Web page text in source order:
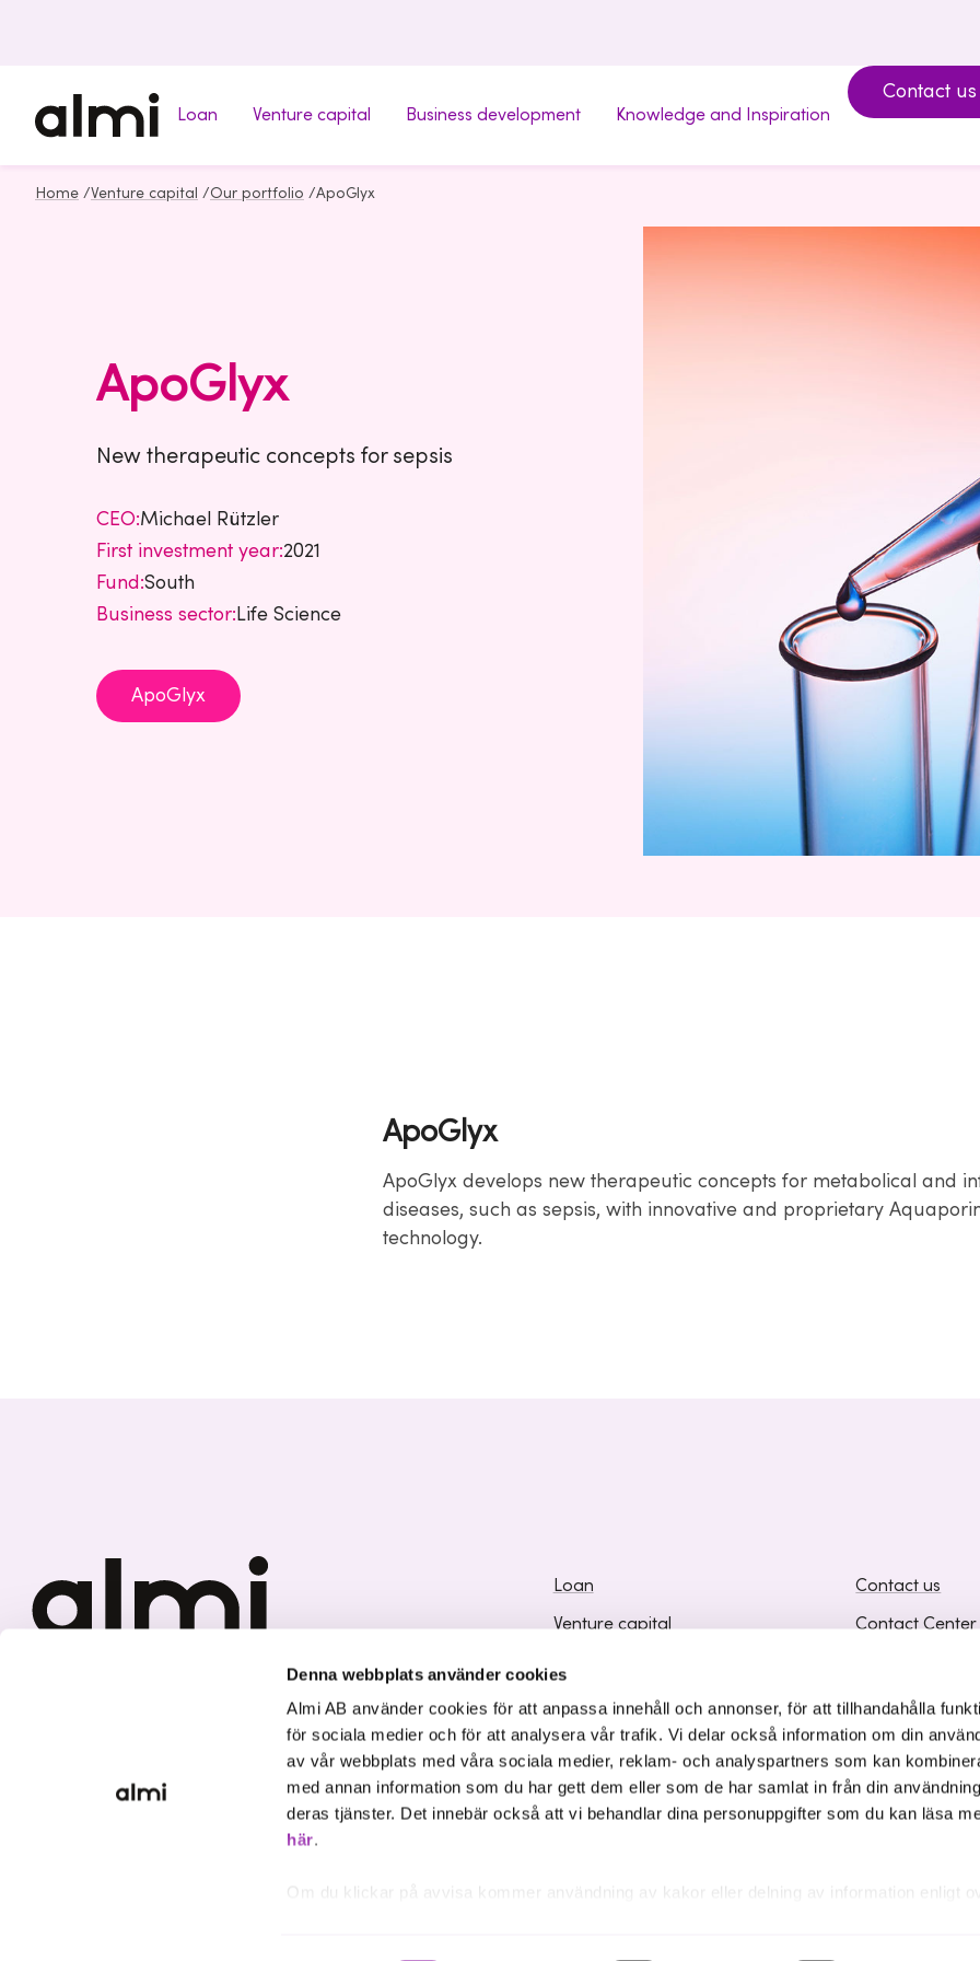
Denna webbplats använder cookies
Almi AB använder cookies för att anpassa innehåll och annonser, för att tillhandahålla
för sociala medier och för att analysera vår trafik. Vi delar också information om din
av vår webbplats med våra sociala medier, reklam- och analyspartners som kan
med annan information som du har gett dem eller som de har samlat in från din
deras tjänster. Det innebär också att vi behandlar dina personuppgifter som du kan läsa
här.
Om du klickar på avvisa kommer användning av kakor eller delning av information enligt
Loan Venture capital Business development Knowledge and Inspiration
Contact us
Home /Venture capital /Our portfolio /ApoGlyx
ApoGlyx
New therapeutic concepts for sepsis
CEO:Michael Rützler
First investment year:2021
Fund:South
Business sector:Life Science
ApoGlyx
ApoGlyx
ApoGlyx develops new therapeutic concepts for metabolical and
diseases, such as sepsis, with innovative and proprietary
technology.
Loan
Venture capital
Knowledge and Inspiration
Contact us
Contact Center
Supplier